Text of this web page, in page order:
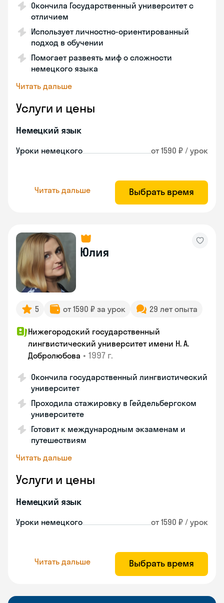
Окончила Государственный университет с
отличием
Использует личностно-ориентированный
подход в обучении
Помогает развеять миф о сложности
немецкого языка
Читать дальше
Услуги и цены
Немецкий язык
Уроки немецкого от 1590 ₽ / урок
Читать дальше Выбрать время
Юлия
5 от 1590 ₽ за урок 29 лет опыта
Нижегородский государственный
лингвистический университет имени Н. А.
Добролюбова • 1997 г.
Окончила государственный лингвистический
университет
Проходила стажировку в Гейдельбергском
университете
Готовит к международным экзаменам и
путешествиям
Читать дальше
Услуги и цены
Немецкий язык
Уроки немецкого от 1590 ₽ / урок
Читать дальше Выбрать время